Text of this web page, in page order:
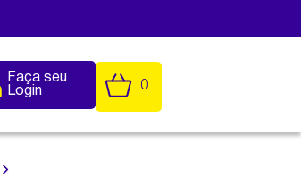
Faça seu
Login
0